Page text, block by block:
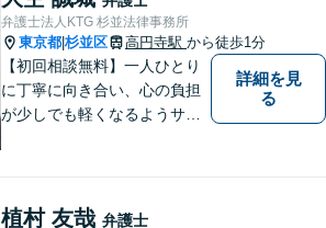
弁護士法人KTG 杉並法律事務所
東京都 杉並区 高円寺駅 から徒歩1分
【初回相談無料】一人ひとり
に丁寧に向き合い、心の負担
が少しでも軽くなるようサポ
しています。【夜間や休日相
詳細を見
る
植村 友哉 弁護士